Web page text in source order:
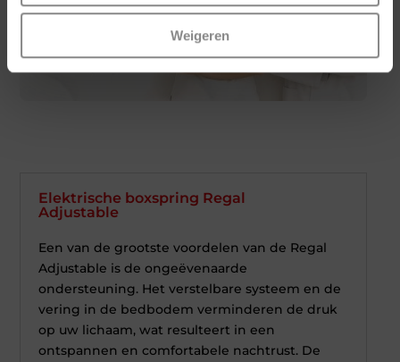
Weigeren
Elektrische boxspring Regal
Adjustable
Een van de grootste voordelen van de Regal
Adjustable is de ongeëvenaarde
ondersteuning. Het verstelbare systeem en de
vering in de bedbodem verminderen de druk
op uw lichaam, wat resulteert in een
ontspannen en comfortabele nachtrust. De